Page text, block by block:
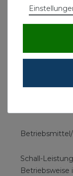
Die
Vitoset
Maximaler
Schall-